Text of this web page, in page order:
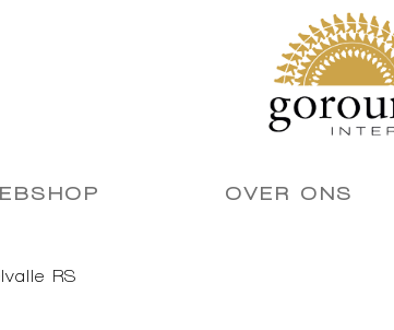
OVER ONS
RS